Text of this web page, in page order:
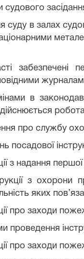
судового
суду в залах
забезпечені
в
про службу
посадової
з надання
з охорони
яких
про заходи
проведення
про заходи